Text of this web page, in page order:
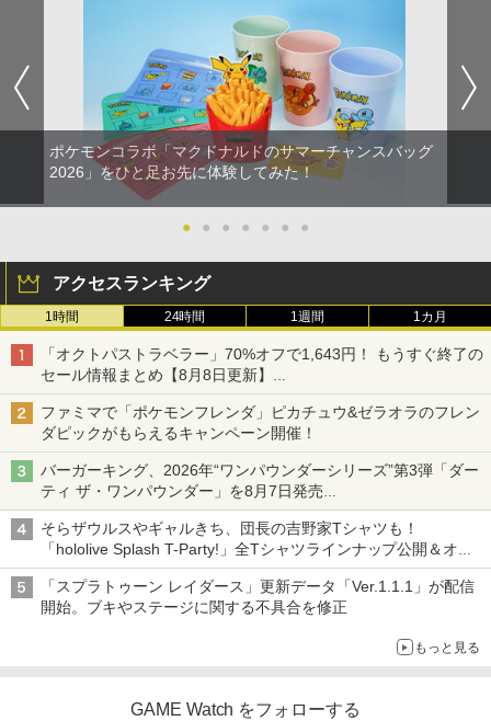
ポケモンコラボ「マクドナルドのサマーチャンスバッグ
2026」をひと足お先に体験してみた！
● ● ● ● ● ● ●
アクセスランキング
1時間 24時間 1週間 1カ月
「オクトパストラベラー」70%オフで1,643円！ もうすぐ終了の
セール情報まとめ【8月8日更新】
ニンテンドーeショップでは「大神 絶景版」が67%オフで990円
ファミマで「ポケモンフレンダ」ピカチュウ&ゼラオラのフレン
ダピックがもらえるキャンペーン開催！
バーガーキング、2026年“ワンパウンダーシリーズ”第3弾「ダー
ティ ザ・ワンパウンダー」を8月7日発売
「特製ガーリックマヨソース」を使用した超大型チーズバーガー
そらザウルスやギャルきち、団長の吉野家Tシャツも！
「hololive Splash T-Party!」全Tシャツラインナップ公開＆オン
ライン販売開始
「スプラトゥーン レイダース」更新データ「Ver.1.1.1」が配信
開始。ブキやステージに関する不具合を修正
もっと見る
GAME Watch をフォローする